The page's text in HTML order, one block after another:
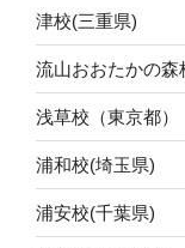
津校(三重県)
流山おおたかの森
浅草校（東京都）
浦和校(埼玉県)
浦安校(千葉県)